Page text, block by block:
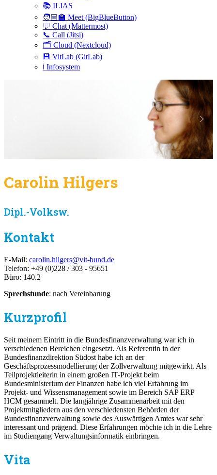
📚 ILIAS
🧑🏼‍🏫 Meet (BigBlueButton)
💬 Chat (Mattermost)
📞 Call (Jitsi)
🗂️ Cloud (Nextcloud)
💾 VitLab (GitLab)
ℹ️ Infosystem
Carolin Hilgers
Dipl.-Volksw.
Kontakt
E-Mail: carolin.hilgers@vit-bund.de
Telefon: +49 (0)228 / 303 - 95651
Büro: 140.2
Sprechstunde: nach Vereinbarung
Kurzprofil
Seit meinem Eintritt in die Bundesfinanzverwaltung war ich in
verschiedenen Bereichen eingesetzt. Als Referentin in der
Bundesfinanzdirektion Südost habe ich an der
Geschäftsprozessmodellierung der Zollverwaltung mitgewirkt. Als
Teilprojektleiterin in einem großen IT-Projekt beim
Bundesministerium der Finanzen habe ich viel Erfahrung im
Projekt- und Wissensmanagement sowie im Bereich SAP ERP
HCM gesammelt. Die langjährige Zusammenarbeit mit den
Projektmitgliedern aus den verschiedensten Behörden der
Bundesfinanzverwaltung sowie des Auswärtigen Amtes war sehr
interessant und prägend. Diese Erfahrungen möchte ich in die Lehre
im Studiengang Verwaltungsinformatik einbringen.
Vita